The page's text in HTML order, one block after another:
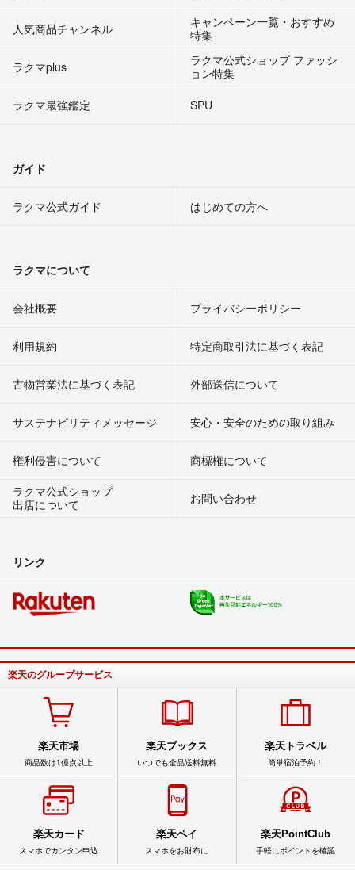
人気商品チャンネル
キャンペーン一覧・おすすめ
特集
ラクマplus
ラクマ公式ショップ ファッシ
ョン特集
ラクマ最強鑑定
SPU
ガイド
ラクマ公式ガイド はじめての方へ
ラクマについて
会社概要 プライバシーポリシー
利用規約 特定商取引法に基づく表記
古物営業法に基づく表記 外部送信について
サステナビリティメッセージ 安心・安全のための取り組み
権利侵害について
商標権について
ラクマ公式ショップ
出店について
お問い合わせ
リンク
楽天のグループサービス
楽天市場
商品数は1億点以上
楽天ブックス
いつでも全品送料無料
楽天トラベル
簡単宿泊予約！
楽天カード
スマホでカンタン申込
楽天ペイ
スマホをお財布に
楽天PointClub
手軽にポイントを確認